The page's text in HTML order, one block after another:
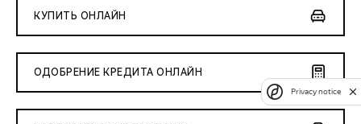
КУПИТЬ ОНЛАЙН
ОДОБРЕНИЕ КРЕДИТА ОНЛАЙН
Privacy notice